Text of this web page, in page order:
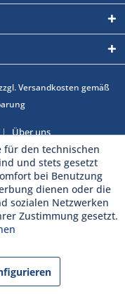
Versandkosten gemäß
Über uns
für den technischen
und stets gesetzt
bei Benutzung
dienen oder die
sozialen Netzwerken
Zustimmung gesetzt.